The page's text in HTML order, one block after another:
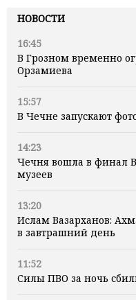
НОВОСТИ
16:45
В Грозном временно
Орзамиева
15:57
В Чечне запускают
14:23
Чечня вошла в финал
музеев
13:20
Ислам Вазарханов:
в завтрашний день
11:52
Силы ПВО за ночь